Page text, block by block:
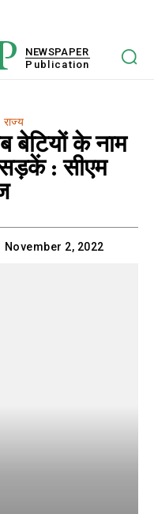
NEWSPAPER
Publication
राज्य
बेटियों के नाम
सड़कें : सीएम
November 2, 2022